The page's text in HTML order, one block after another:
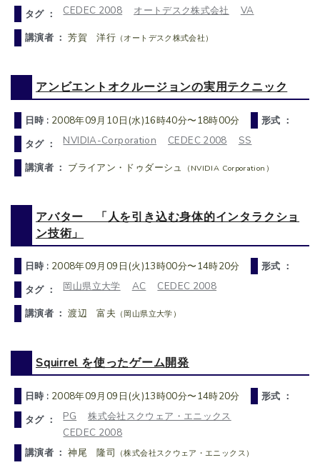
タグ ：
CEDEC 2008 オートデスク株式会社
VA
講演者 ：芳賀 洋行 （オートデスク株式会社）
アンビエントオクルージョンの実用テクニック
日時 : 2008年09月10日(水)16時40分〜18時00分
形式 ：
タグ ：
NVIDIA-Corporation CEDEC 2008
SS
講演者 ： ブライアン・ドゥダーシュ （NVIDIA Corporation）
アバター 「人を引き込む身体的インタラクショ
ン技術」
日時 : 2008年09月09日(火)13時00分〜14時20分
形式 ：
タグ ：
岡山県立大学 AC
CEDEC 2008
講演者 ：渡辺 富夫 （岡山県立大学）
Squirrel を使ったゲーム開発
日時 : 2008年09月09日(火)13時00分〜14時20分
形式 ：
タグ ：
PG
株式会社スクウェア・エニックス
CEDEC 2008
講演者 ：神尾 隆司 （株式会社スクウェア・エニックス）